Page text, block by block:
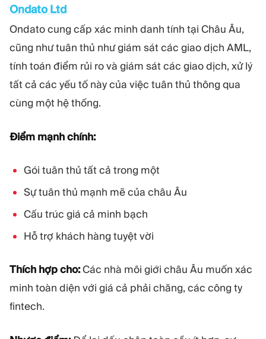
Ondato Ltd
Ondato cung cấp xác minh danh tính tại Châu Âu,
cũng như tuân thủ như giám sát các giao dịch AML,
tính toán điểm rủi ro và giám sát các giao dịch, xử lý
tất cả các yếu tố này của việc tuân thủ thông qua
cùng một hệ thống.
Điểm mạnh chính:
Gói tuân thủ tất cả trong một
Sự tuân thủ mạnh mẽ của châu Âu
Cấu trúc giá cả minh bạch
Hỗ trợ khách hàng tuyệt vời
Thích hợp cho:Các nhà môi giới châu Âu muốn xác
minh toàn diện với giá cả phải chăng, các công ty
fintech.